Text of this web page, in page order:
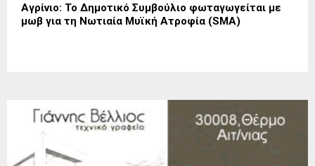
Αγρίνιο: Το Δημοτικό Συμβούλιο φωταγωγείται με
μωβ για τη Νωτιαία Μυϊκή Ατροφία (SMA)